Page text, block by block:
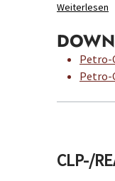
Weiterlesen
Petro-
Petro-
CLP-/